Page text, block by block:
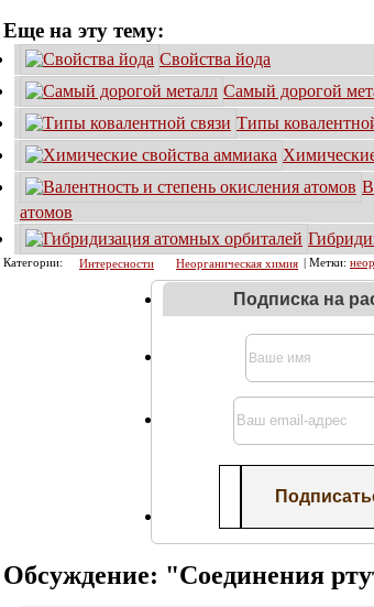
Еще на эту тему:
Свойства йода
Самый дорогой
Типы
атомов
Категории: Интересности Неорганическая химия | Метки:
Подписка на
Обсуждение: "Соединения